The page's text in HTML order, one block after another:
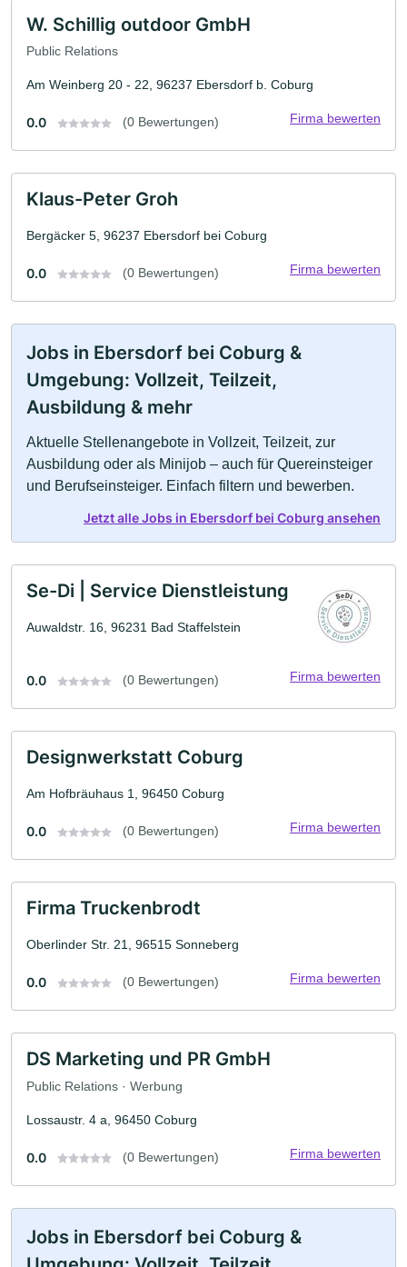
W. Schillig outdoor GmbH
Public Relations
Am Weinberg 20 - 22, 96237 Ebersdorf b. Coburg
0.0 (0 Bewertungen) Firma bewerten
Klaus-Peter Groh
Bergäcker 5, 96237 Ebersdorf bei Coburg
0.0 (0 Bewertungen) Firma bewerten
Jobs in Ebersdorf bei Coburg &
Umgebung: Vollzeit, Teilzeit,
Ausbildung & mehr
Aktuelle Stellenangebote in Vollzeit, Teilzeit, zur
Ausbildung oder als Minijob – auch für Quereinsteiger
und Berufseinsteiger. Einfach filtern und bewerben.
Jetzt alle Jobs in Ebersdorf bei Coburg ansehen
Se-Di | Service Dienstleistung
Auwaldstr. 16, 96231 Bad Staffelstein
0.0 (0 Bewertungen) Firma bewerten
Designwerkstatt Coburg
Am Hofbräuhaus 1, 96450 Coburg
0.0 (0 Bewertungen) Firma bewerten
Firma Truckenbrodt
Oberlinder Str. 21, 96515 Sonneberg
0.0 (0 Bewertungen) Firma bewerten
DS Marketing und PR GmbH
Public Relations · Werbung
Lossaustr. 4 a, 96450 Coburg
0.0 (0 Bewertungen) Firma bewerten
Jobs in Ebersdorf bei Coburg &